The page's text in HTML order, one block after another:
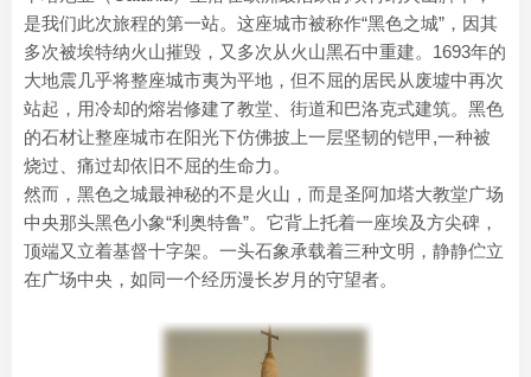
是我们此次旅程的第一站。这座城市被称作“黑色之城”，因其
多次被埃特纳火山摧毁，又多次从火山黑石中重建。1693年的
大地震几乎将整座城市夷为平地，但不屈的居民从废墟中再次
站起，用冷却的熔岩修建了教堂、街道和巴洛克式建筑。黑色
的石材让整座城市在阳光下仿佛披上一层坚韧的铠甲,一种被
烧过、痛过却依旧不屈的生命力。
然而，黑色之城最神秘的不是火山，而是圣阿加塔大教堂广场
中央那头黑色小象“利奥特鲁”。它背上托着一座埃及方尖碑，
顶端又立着基督十字架。一头石象承载着三种文明，静静伫立
在广场中央，如同一个经历漫长岁月的守望者。